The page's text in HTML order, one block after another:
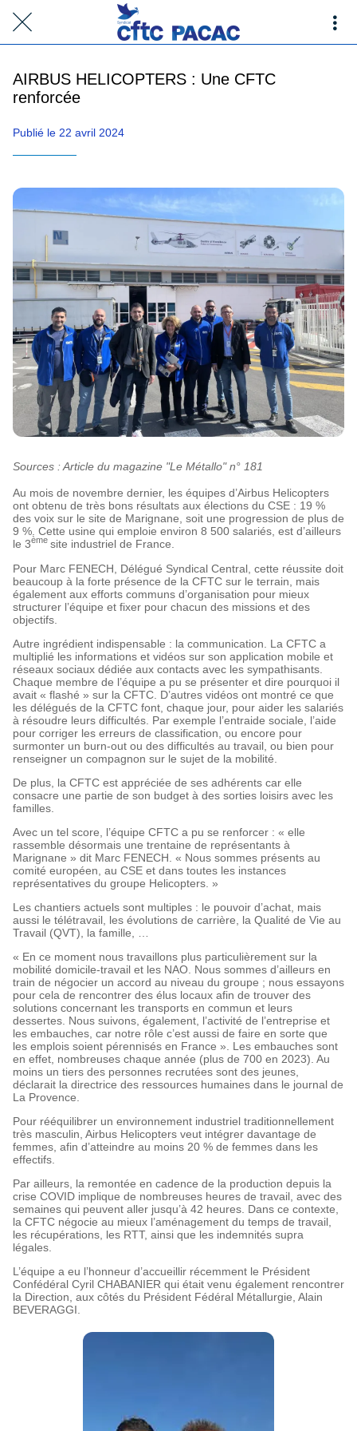
AIRBUS HELICOPTERS : Une CFTC
renforcée
Publié le 22 avril 2024
Sources : Article du magazine "Le Métallo" n° 181
Au mois de novembre dernier, les équipes d’Airbus Helicopters
ont obtenu de très bons résultats aux élections du CSE : 19 %
des voix sur le site de Marignane, soit une progression de plus de
9 %. Cette usine qui emploie environ 8 500 salariés, est d’ailleurs
le 3ème site industriel de France.
Pour Marc FENECH, Délégué Syndical Central, cette réussite doit
beaucoup à la forte présence de la CFTC sur le terrain, mais
également aux efforts communs d’organisation pour mieux
structurer l’équipe et fixer pour chacun des missions et des
objectifs.
Autre ingrédient indispensable : la communication. La CFTC a
multiplié les informations et vidéos sur son application mobile et
réseaux sociaux dédiée aux contacts avec les sympathisants.
Chaque membre de l’équipe a pu se présenter et dire pourquoi il
avait « flashé » sur la CFTC. D’autres vidéos ont montré ce que
les délégués de la CFTC font, chaque jour, pour aider les salariés
à résoudre leurs difficultés. Par exemple l’entraide sociale, l’aide
pour corriger les erreurs de classification, ou encore pour
surmonter un burn-out ou des difficultés au travail, ou bien pour
renseigner un compagnon sur le sujet de la mobilité.
De plus, la CFTC est appréciée de ses adhérents car elle
consacre une partie de son budget à des sorties loisirs avec les
familles.
Avec un tel score, l’équipe CFTC a pu se renforcer : « elle
rassemble désormais une trentaine de représentants à
Marignane » dit Marc FENECH. « Nous sommes présents au
comité européen, au CSE et dans toutes les instances
représentatives du groupe Helicopters. »
Les chantiers actuels sont multiples : le pouvoir d’achat, mais
aussi le télétravail, les évolutions de carrière, la Qualité de Vie au
Travail (QVT), la famille, …
« En ce moment nous travaillons plus particulièrement sur la
mobilité domicile-travail et les NAO. Nous sommes d’ailleurs en
train de négocier un accord au niveau du groupe ; nous essayons
pour cela de rencontrer des élus locaux afin de trouver des
solutions concernant les transports en commun et leurs
dessertes. Nous suivons, également, l’activité de l’entreprise et
les embauches, car notre rôle c’est aussi de faire en sorte que
les emplois soient pérennisés en France ». Les embauches sont
en effet, nombreuses chaque année (plus de 700 en 2023). Au
moins un tiers des personnes recrutées sont des jeunes,
déclarait la directrice des ressources humaines dans le journal de
La Provence.
Pour rééquilibrer un environnement industriel traditionnellement
très masculin, Airbus Helicopters veut intégrer davantage de
femmes, afin d’atteindre au moins 20 % de femmes dans les
effectifs.
Par ailleurs, la remontée en cadence de la production depuis la
crise COVID implique de nombreuses heures de travail, avec des
semaines qui peuvent aller jusqu’à 42 heures. Dans ce contexte,
la CFTC négocie au mieux l’aménagement du temps de travail,
les récupérations, les RTT, ainsi que les indemnités supra
légales.
L’équipe a eu l’honneur d’accueillir récemment le Président
Confédéral Cyril CHABANIER qui était venu également rencontrer
la Direction, aux côtés du Président Fédéral Métallurgie, Alain
BEVERAGGI.